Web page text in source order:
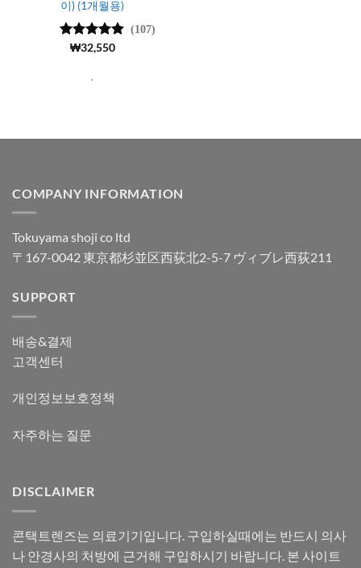
이) (1개월용)
5 중에서
(107)
₩32,550
.
COMPANY INFORMATION
Tokuyama shoji co ltd
〒167-0042 東京都杉並区西荻北2-5-7 ヴィブレ西荻211
SUPPORT
배송&결제
고객센터
개인정보보호정책
자주하는 질문
DISCLAIMER
콘택트렌즈는 의료기기입니다. 구입하실때에는 반드시 의사
나 안경사의 처방에 근거해 구입하시기 바랍니다. 본 사이트